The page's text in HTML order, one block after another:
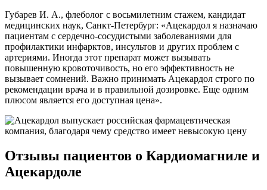
Губарев И. А., флеболог с восьмилетним стажем, кандидат
медицинских наук, Санкт-Петербург: «Ацекардол я назначаю
пациентам с сердечно-сосудистыми заболеваниями для
профилактики инфарктов, инсультов и других проблем с
артериями. Иногда этот препарат может вызывать
повышенную кровоточивость, но его эффективность не
вызывает сомнений. Важно принимать Ацекардол строго по
рекомендации врача и в правильной дозировке. Еще одним
плюсом является его доступная цена».
Отзывы пациентов о Кардиомагниле и
Ацекардоле